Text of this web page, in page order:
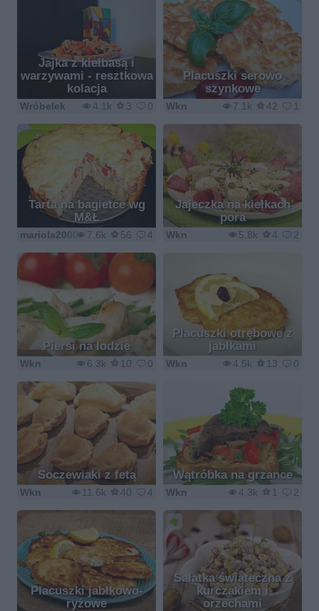
Jajka z kiełbasą i
warzywami - resztkowa
kolacja
4.1k 3 0
Wróbelek
Placuszki serowo
szynkowe
7.1k 42 1
Wkn
Tarta na bagietce wg
M&Ł
7.6k 56 4
mariola2000
Jajeczka na kiełkach
pora
5.8k 4 2
Wkn
Piersi na lodzie
6.3k 10 0
Wkn
Placuszki otrębowe z
jabłkami
4.5k 13 0
Wkn
Soczewiaki z fetą
11.6k 40 4
Wkn
Wątróbka na grzance
4.3k 1 2
Wkn
Placuszki jabłkowo-
ryżowe
Sałatka świąteczna z
kurczakiem i
orzechami